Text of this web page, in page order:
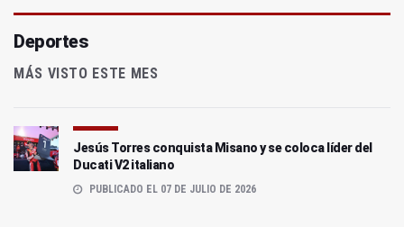
Deportes
MÁS VISTO ESTE MES
Jesús Torres conquista Misano y se coloca líder del
Ducati V2 italiano
PUBLICADO EL 07 DE JULIO DE 2026